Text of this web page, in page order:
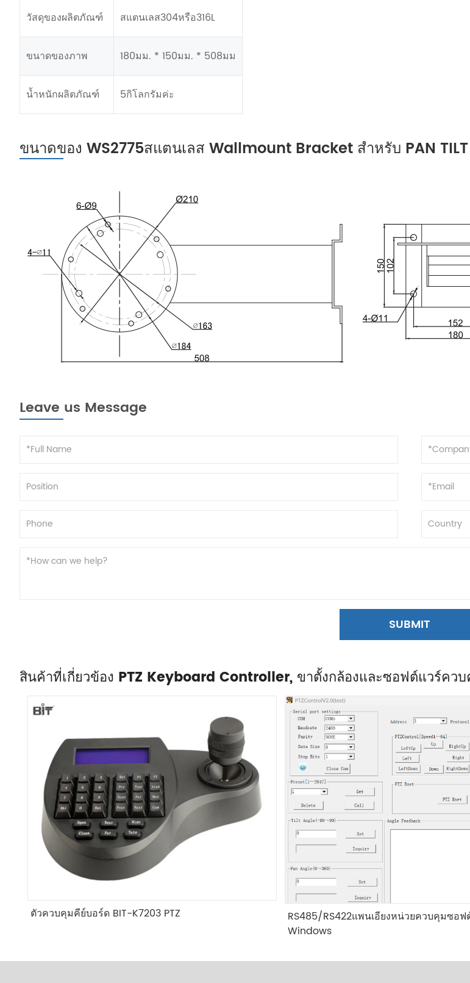
วัสดุของผลิตภัณฑ์ สแตนเลส304หรือ316L
ขนาดของภาพ 180มม. * 150มม. * 508มม
น้ำหนักผลิตภัณฑ์ 5กิโลกรัมค่ะ
ขนาดของ WS2775สแตนเลส Wallmount Bracket สำหรับ PAN
Leave us Message
SUBMIT
สินค้าที่เกี่ยวข้อง PTZ Keyboard Controller, ขาตั้งกล้องและซอฟต์แวร์คว
ตัวควบคุมคีย์บอร์ด BIT-K7203 PTZ
RS485/RS422แพนเอียงหน่วยควบคุมซอ
Windows